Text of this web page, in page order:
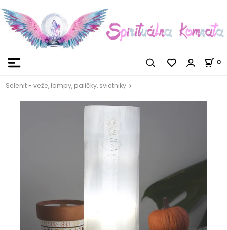
0
Selenit - veže, lampy, paličky, svietniky